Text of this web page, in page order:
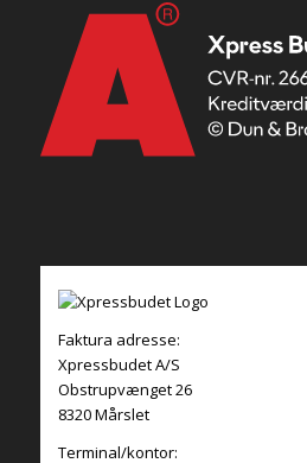
Faktura adresse:
Xpressbudet A/S
Obstrupvænget 26
8320 Mårslet
Terminal/kontor: